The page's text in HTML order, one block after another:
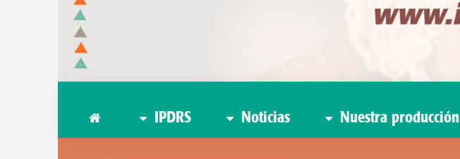
IPDRS Noticias Nuestra producción